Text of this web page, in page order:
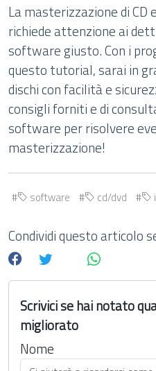
La masterizzazione di CD
richiede attenzione ai
software giusto. Con i
questo tutorial, sarai in
dischi con facilità e
consigli forniti e di
software per risolvere
masterizzazione!
software cd/dvd
Condividi questo articolo
Scrivici se hai notato
migliorato
Nome